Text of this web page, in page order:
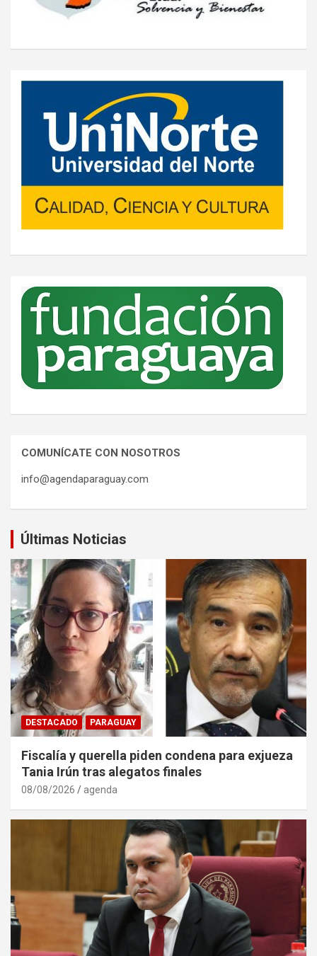
COMUNÍCATE CON NOSOTROS
info@agendaparaguay.com
Últimas Noticias
DESTACADO PARAGUAY
Fiscalía y querella piden condena para exjueza
Tania Irún tras alegatos finales
08/08/2026 agenda